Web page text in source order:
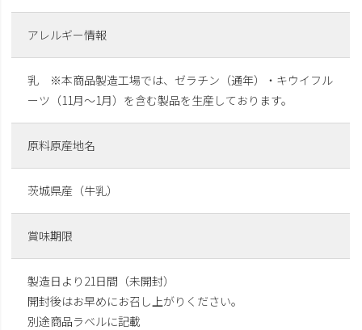
アレルギー情報
乳 ※本商品製造工場では、ゼラチン（通年）・キウイフル
ーツ（11月～1月）を含む製品を生産しております。
原料原産地名
茨城県産（牛乳）
賞味期限
製造日より21日間（未開封）
開封後はお早めにお召し上がりください。
別途商品ラベルに記載